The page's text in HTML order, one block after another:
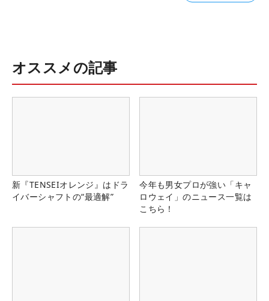
オススメの記事
新『TENSEIオレンジ』はドラ
イバーシャフトの“最適解”
今年も男女プロが強い「キャ
ロウェイ」のニュース一覧は
こちら！